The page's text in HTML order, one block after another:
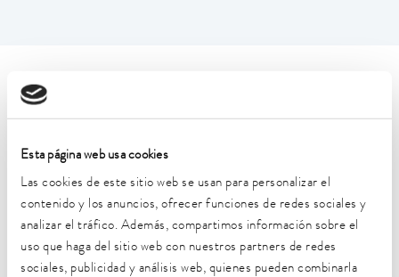
Esta página web usa cookies
Las cookies de este sitio web se usan para personalizar el
contenido y los anuncios, ofrecer funciones de redes sociales y
analizar el tráfico. Además, compartimos información sobre el
uso que haga del sitio web con nuestros partners de redes
sociales, publicidad y análisis web, quienes pueden combinarla
Características técnicas (según
DIN 12876)
Rango de temperatura de trabajo
-30 ... 200 °C
5 ... 40 °C